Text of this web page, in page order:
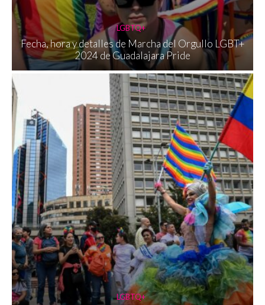
LGBTQ+
Fecha, hora y detalles de Marcha del Orgullo LGBT+
2024 de Guadalajara Pride
LGBTQ+